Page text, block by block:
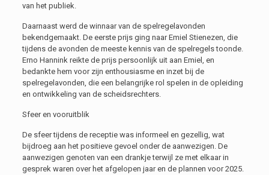
van het publiek.
Daarnaast werd de winnaar van de spelregelavonden
bekendgemaakt. De eerste prijs ging naar Emiel Stienezen, die
tijdens de avonden de meeste kennis van de spelregels toonde.
Erno Hannink reikte de prijs persoonlijk uit aan Emiel, en
bedankte hem voor zijn enthousiasme en inzet bij de
spelregelavonden, die een belangrijke rol spelen in de opleiding
en ontwikkeling van de scheidsrechters.
Sfeer en vooruitblik
De sfeer tijdens de receptie was informeel en gezellig, wat
bijdroeg aan het positieve gevoel onder de aanwezigen. De
aanwezigen genoten van een drankje terwijl ze met elkaar in
gesprek waren over het afgelopen jaar en de plannen voor 2025.